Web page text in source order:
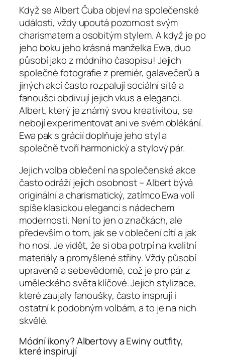
Když se Albert Čuba objeví na společenské
události, vždy upoutá pozornost svým
charismatem a osobitým stylem. A když je po
jeho boku jeho krásná manželka Ewa, duo
působí jako z módního časopisu! Jejich
společné fotografie z premiér, galavečerů a
jiných akcí často rozpalují sociální sítě a
fanoušci obdivují jejich vkus a eleganci.
Albert, který je známý svou kreativitou, se
nebojí experimentovat ani ve svém oblékání.
Ewa pak s grácií doplňuje jeho styl a
společně tvoří harmonický a stylový pár.
Jejich volba oblečení na společenské akce
často odráží jejich osobnost – Albert bývá
originální a charismatický, zatímco Ewa volí
spíše klasickou eleganci s nádechem
modernosti. Není to jen o značkách, ale
především o tom, jak se v oblečení cítí a jak
ho nosí. Je vidět, že si oba potrpí na kvalitní
materiály a promyšlené střihy. Vždy působí
upraveně a sebevědomě, což je pro pár z
uměleckého světa klíčové. Jejich stylizace,
které zaujaly fanoušky, často insprují i
ostatní k podobným volbám, a to je na nich
skvělé.
Módní ikony? Albertovy a Ewiny outfity,
které inspirují